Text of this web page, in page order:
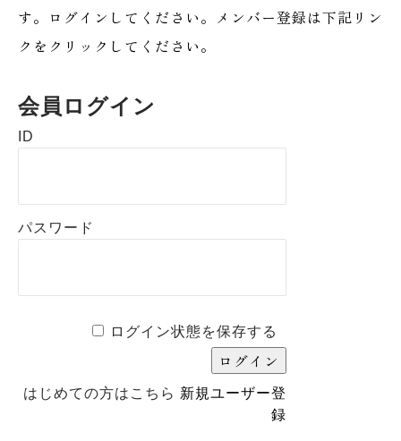
す。ログインしてください。メンバー登録は下記リン
クをクリックしてください。
会員ログイン
ID
パスワード
ログイン状態を保存する
はじめての方はこちら 新規ユーザー登
録